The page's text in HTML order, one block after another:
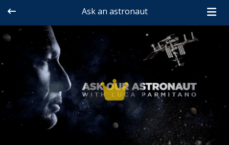
Ask an astronaut